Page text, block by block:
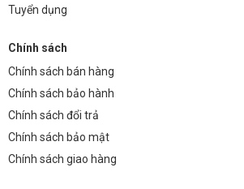
Tuyển dụng
Chính sách
Chính sách bán hàng
Chính sách bảo hành
Chính sách đổi trả
Chính sách bảo mật
Chính sách giao hàng